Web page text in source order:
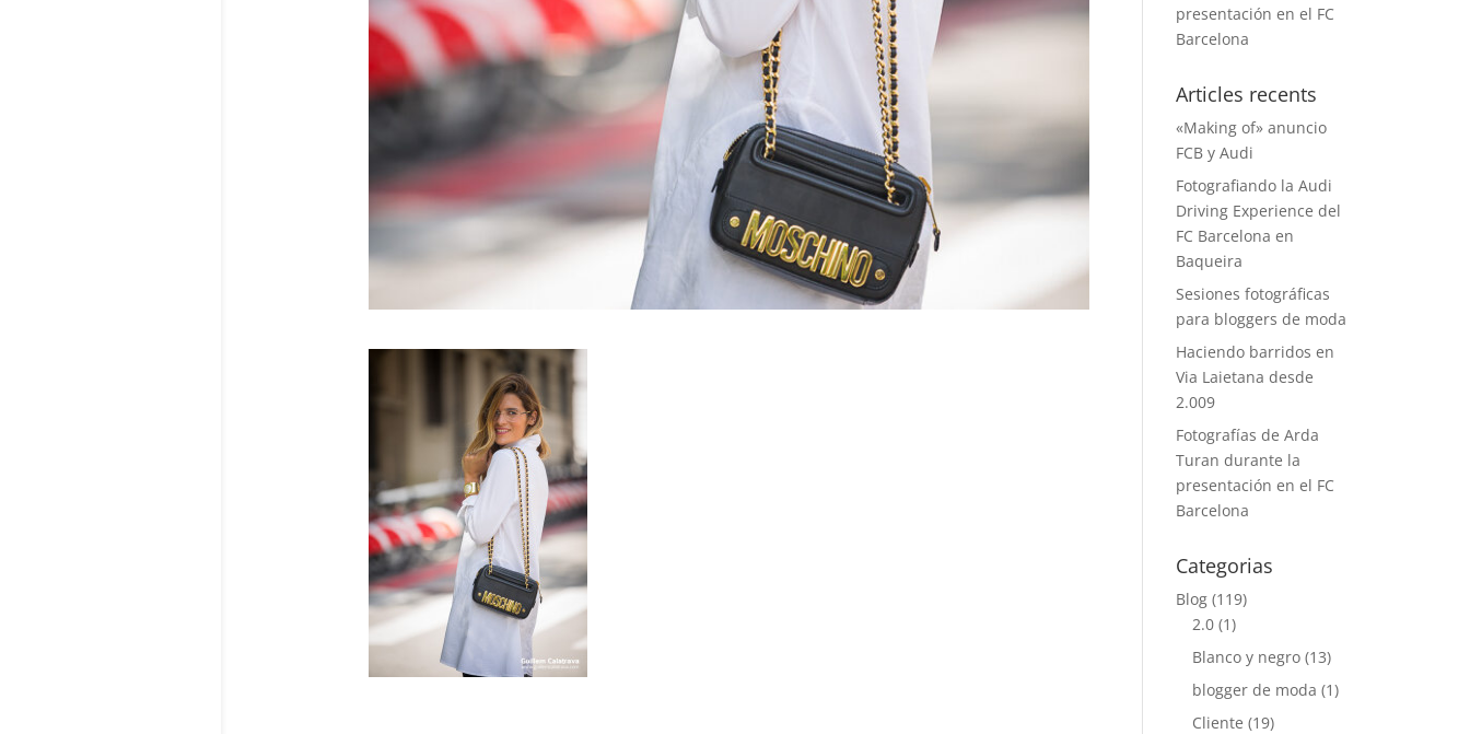
presentación en el FC
Barcelona
Articles recents
«Making of» anuncio
FCB y Audi
Fotografiando la Audi
Driving Experience del
FC Barcelona en
Baqueira
Sesiones fotográficas
para bloggers de moda
Haciendo barridos en
Via Laietana desde
2.009
Fotografías de Arda
Turan durante la
presentación en el FC
Barcelona
Categorias
Blog (119)
2.0 (1)
Blanco y negro (13)
blogger de moda (1)
Cliente (19)